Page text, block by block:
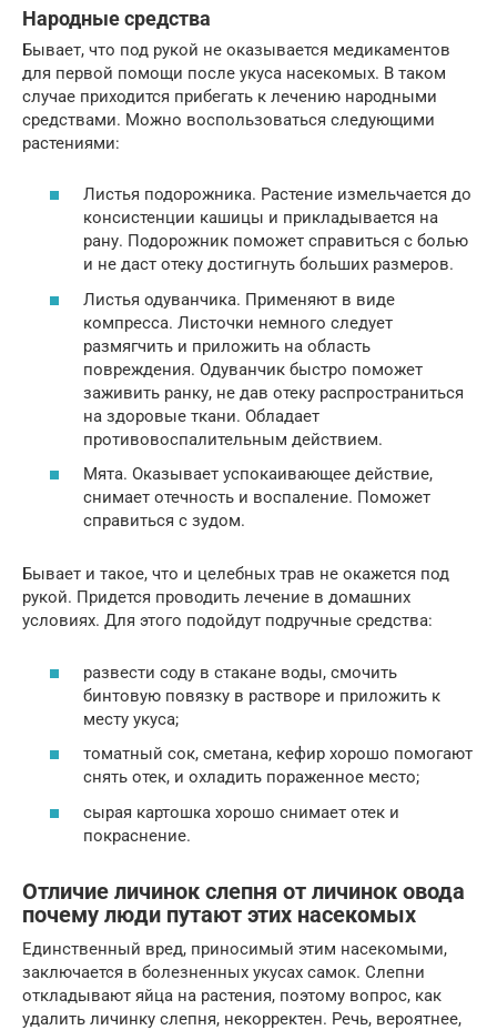
Народные средства
Бывает, что под рукой не оказывается медикаментов
для первой помощи после укуса насекомых. В таком
случае приходится прибегать к лечению народными
средствами. Можно воспользоваться следующими
растениями:
Листья подорожника. Растение измельчается до
консистенции кашицы и прикладывается на
рану. Подорожник поможет справиться с болью
и не даст отеку достигнуть больших размеров.
Листья одуванчика. Применяют в виде
компресса. Листочки немного следует
размягчить и приложить на область
повреждения. Одуванчик быстро поможет
заживить ранку, не дав отеку распространиться
на здоровые ткани. Обладает
противовоспалительным действием.
Мята. Оказывает успокаивающее действие,
снимает отечность и воспаление. Поможет
справиться с зудом.
Бывает и такое, что и целебных трав не окажется под
рукой. Придется проводить лечение в домашних
условиях. Для этого подойдут подручные средства:
развести соду в стакане воды, смочить
бинтовую повязку в растворе и приложить к
месту укуса;
томатный сок, сметана, кефир хорошо помогают
снять отек, и охладить пораженное место;
сырая картошка хорошо снимает отек и
покраснение.
Отличие личинок слепня от личинок овода
почему люди путают этих насекомых
Единственный вред, приносимый этим насекомыми,
заключается в болезненных укусах самок. Слепни
откладывают яйца на растения, поэтому вопрос, как
удалить личинку слепня, некорректен. Речь, вероятнее,